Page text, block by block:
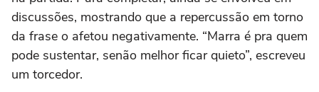
discussões, mostrando que a repercussão em torno
da frase o afetou negativamente. “Marra é pra quem
pode sustentar, senão melhor ficar quieto”, escreveu
um torcedor.